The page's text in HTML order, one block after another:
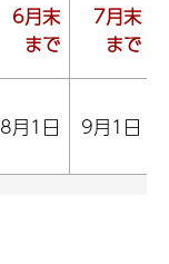
6月末
まで
7月末
まで
8月1日 9月1日